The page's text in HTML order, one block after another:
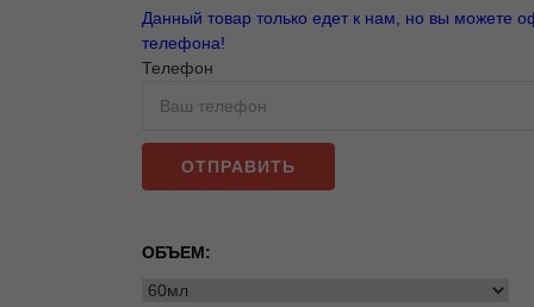
Данный товар только едет к нам, но вы можете
телефона!
Телефон
ОТПРАВИТЬ
ОБЪЕМ: